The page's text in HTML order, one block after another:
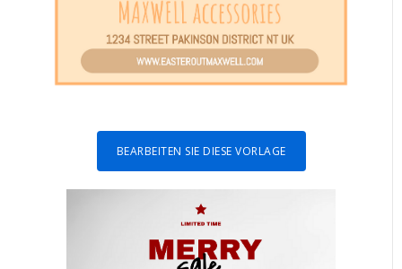
BEARBEITEN SIE DIESE VORLAGE